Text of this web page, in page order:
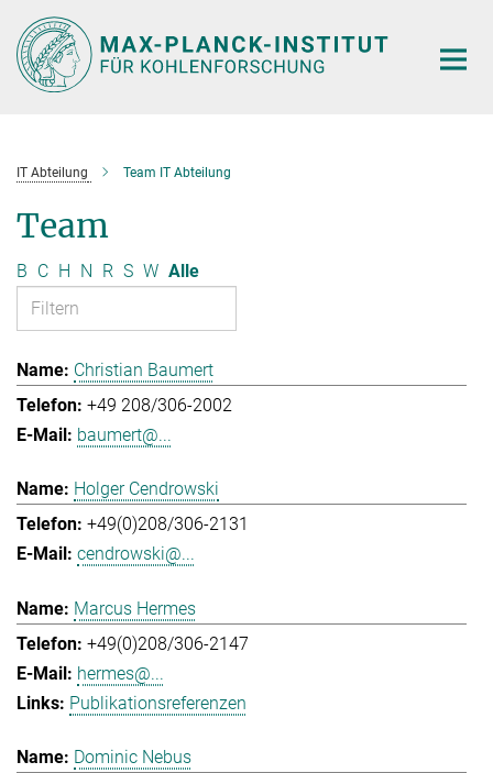
Hauptinhalt
IT Abteilung Team IT Abteilung
Team
B C H N R S W Alle
Christian Baumert
+49 208/306-2002
baumert@...
Holger Cendrowski
+49(0)208/306-2131
cendrowski@...
Marcus Hermes
+49(0)208/306-2147
hermes@...
Publikationsreferenzen
Dominic Nebus